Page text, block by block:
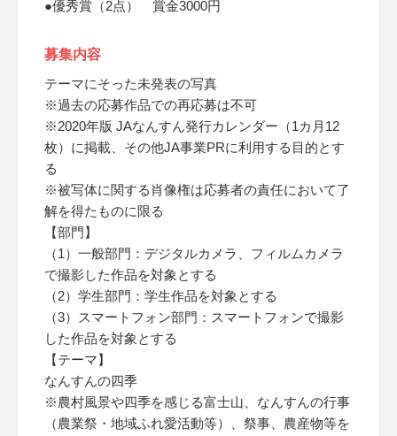
●優秀賞（2点） 賞金3000円
募集内容
テーマにそった未発表の写真
※過去の応募作品での再応募は不可
※2020年版 JAなんすん発行カレンダー（1カ月12
枚）に掲載、その他JA事業PRに利用する目的とす
る
※被写体に関する肖像権は応募者の責任において了
解を得たものに限る
【部門】
（1）一般部門：デジタルカメラ、フィルムカメラ
で撮影した作品を対象とする
（2）学生部門：学生作品を対象とする
（3）スマートフォン部門：スマートフォンで撮影
した作品を対象とする
【テーマ】
なんすんの四季
※農村風景や四季を感じる富士山、なんすんの行事
（農業祭・地域ふれ愛活動等）、祭事、農産物等を